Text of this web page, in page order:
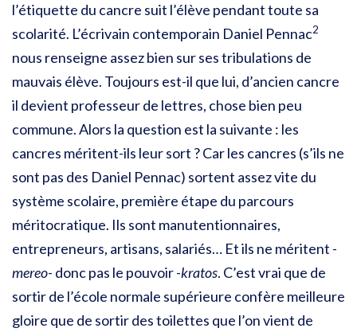
l’étiquette du cancre suit l’élève pendant toute sa
scolarité. L’écrivain contemporain Daniel Pennac2
nous renseigne assez bien sur ses tribulations de
mauvais élève. Toujours est-il que lui, d’ancien cancre
il devient professeur de lettres, chose bien peu
commune. Alors la question est la suivante : les
cancres méritent-ils leur sort ? Car les cancres (s’ils ne
sont pas des Daniel Pennac) sortent assez vite du
système scolaire, première étape du parcours
méritocratique. Ils sont manutentionnaires,
entrepreneurs, artisans, salariés… Et ils ne méritent -
mereo- donc pas le pouvoir -kratos. C’est vrai que de
sortir de l’école normale supérieure confère meilleure
gloire que de sortir des toilettes que l’on vient de